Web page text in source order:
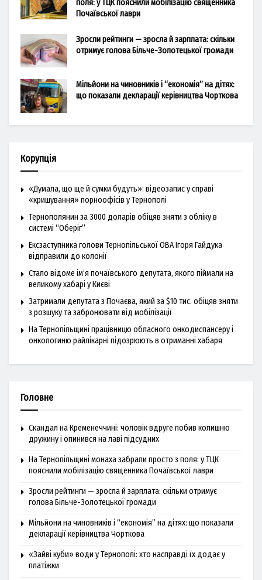
поля: у ТЦК пояснили мобілізацію священника
Почаївської лаври
Зросли рейтинги — зросла й зарплата: скільки
отримує голова Більче-Золотецької громади
Мільйони на чиновників і “економія” на дітях:
що показали декларації керівництва Чорткова
Корупція
«Думала, що ще й сумки будуть»: відеозапис у справі
«кришування» порноофісів у Тернополі
Тернополянин за 3000 доларів обіцяв зняти з обліку в
системі “Оберіг”
Ексзаступника голови Тернопільської ОВА Ігоря Гайдука
відправили до колонії
Стало відоме ім’я почаївського депутата, якого піймали на
великому хабарі у Києві
Затримали депутата з Почаєва, який за $10 тис. обіцяв зняти
з розшуку та забронювати від мобілізації
На Тернопільщині працівницю обласного онкодиспансеру і
онкологиню райлікарні підозрюють в отриманні хабаря
Головне
Скандал на Кременеччині: чоловік вдруге побив колишню
дружину і опинився на лаві підсудних
На Тернопільщині монаха забрали просто з поля: у ТЦК
пояснили мобілізацію священника Почаївської лаври
Зросли рейтинги — зросла й зарплата: скільки отримує
голова Більче-Золотецької громади
Мільйони на чиновників і “економія” на дітях: що показали
декларації керівництва Чорткова
«Зайві куби» води у Тернополі: хто насправді їх додає у
платіжки